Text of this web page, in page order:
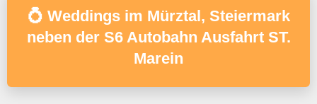
💍 Weddings im Mürztal, Steiermark
neben der S6 Autobahn Ausfahrt ST.
Marein